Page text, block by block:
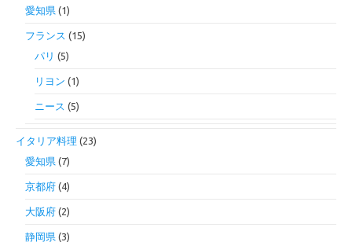
愛知県 (1)
フランス (15)
パリ (5)
リヨン (1)
ニース (5)
イタリア料理 (23)
愛知県 (7)
京都府 (4)
大阪府 (2)
静岡県 (3)